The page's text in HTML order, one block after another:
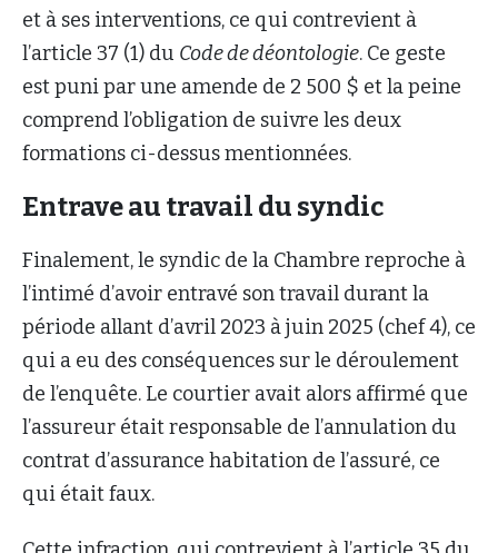
et à ses interventions, ce qui contrevient à
l’article 37 (1) du Code de déontologie. Ce geste
est puni par une amende de 2 500 $ et la peine
comprend l’obligation de suivre les deux
formations ci-dessus mentionnées.
Entrave au travail du syndic
Finalement, le syndic de la Chambre reproche à
l’intimé d’avoir entravé son travail durant la
période allant d’avril 2023 à juin 2025 (chef 4), ce
qui a eu des conséquences sur le déroulement
de l’enquête. Le courtier avait alors affirmé que
l’assureur était responsable de l’annulation du
contrat d’assurance habitation de l’assuré, ce
qui était faux.